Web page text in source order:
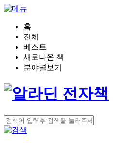
홈
전체
베스트
새로나온 책
분야별보기